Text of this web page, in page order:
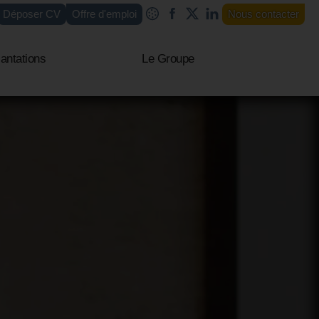
Déposer CV Offre d'emploi Nous contacter
Le Groupe